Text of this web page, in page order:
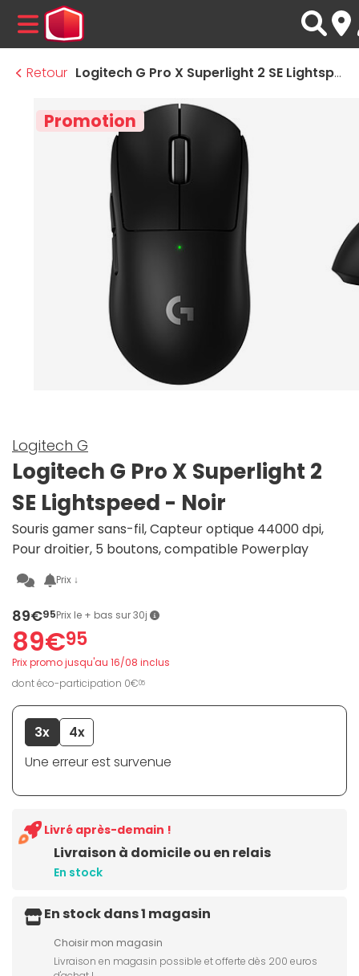
MENU
Retour
Logitech G Pro X Superlight 2 SE Lightspeed - Noir
Promotion
Logitech G
Logitech G Pro X Superlight 2
SE Lightspeed - Noir
Souris gamer sans-fil, Capteur optique 44000 dpi,
Pour droitier, 5 boutons, compatible Powerplay
Prix ↓
89€95Prix le + bas sur 30j
89€95
Prix promo jusqu'au 16/08 inclus
dont éco-participation 0€05
3x
4x
Une erreur est survenue
Livraison à domicile ou en relais
En stock
Livré après-demain !
En stock dans 1 magasin
Choisir mon magasin
Livraison en magasin possible et offerte dès 200 euros